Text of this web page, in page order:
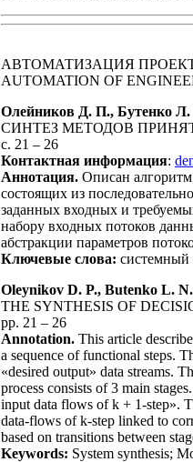
АВТОМАТИЗАЦИЯ
AUTOMATION OF
Олейников Д. П., Бутенко
СИНТЕЗ МЕТОДОВ
с. 21 – 26
Контактная информация:
Аннотация. Описан
состоящих из
заданных входных и
набору входных потоков
абстракции параметров
Ключевые слова: системный
Oleynikov D. P., Butenko L. N.
THE SYNTHESIS OF
pp. 21 – 26
Annotation. This article
a sequence of functional steps.
«desired output» data streams.
process consists of 3 main
input data flows of k + 1-step».
data-flows of k-step linked to
based on transitions between
Keywords: System synthesis;